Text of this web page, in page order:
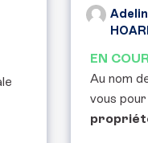
EN
Au nom
vous